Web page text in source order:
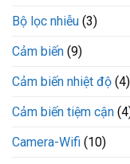
Bộ lọc nhiễu (3)
Cảm biến (9)
Cảm biến nhiệt độ (4)
Cảm biến tiệm cận
Camera-Wifi (10)